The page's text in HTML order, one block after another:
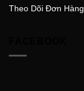
Theo Dõi Đơn Hàng